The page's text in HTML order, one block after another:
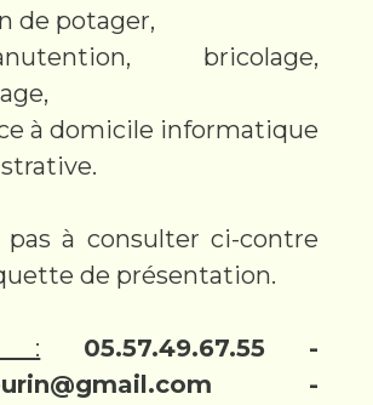
de potager,
bricolage,
à domicile informatique
pas à consulter ci-contre
de présentation.
:
05.57.49.67.55 -
-